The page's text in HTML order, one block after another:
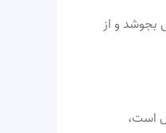
بجوشد و از
است،